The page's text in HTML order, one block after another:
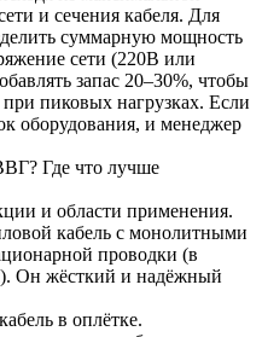
и сечения кабеля. Для
суммарную мощность
сети (220В или
запас 20–30%, чтобы
пиковых нагрузках. Если
оборудования, и менеджер
Где что лучше
и области применения.
кабель с монолитными
проводки (в
Он жёсткий и надёжный
в оплётке.